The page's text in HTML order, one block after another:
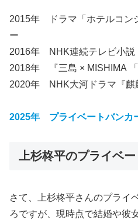
2015年 ドラマ「ホテルコン
ー
2016年 NHK連続テレビ小説
2018年 『三島 × MISHIMA
2020年 NHK大河ドラマ『麒
2025年 プライベートバン
上杉柊平のプライベー
さて、上杉柊平さんのプライ
ろですが、現時点で結婚や彼